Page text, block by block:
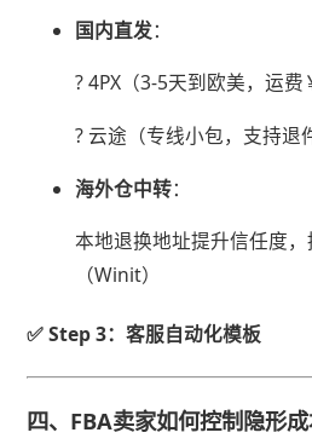
​国内直发​​：
? 4PX（3-5天到欧美，运费
? 云途（专线小包，支持退
​海外仓中转​​：
本地退换地址提升信任度，
（Winit）
✅ ​​Step 3：客服自动化模板​
四、FBA卖家如何控制隐形成